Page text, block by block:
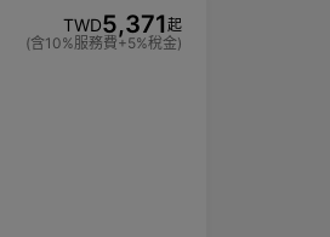
TWD5,371起
(含10%服務費+5%稅金)